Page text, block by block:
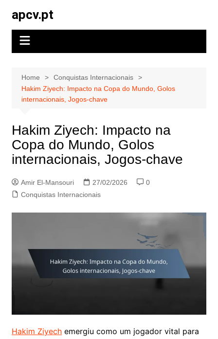
content
apcv.pt
Home
Conquistas Internacionais
Hakim Ziyech: Impacto na Copa do Mundo, Golos
internacionais, Jogos-chave
Hakim Ziyech: Impacto na
Copa do Mundo, Golos
internacionais, Jogos-chave
Amir El-Mansouri 27/02/2026
0
Conquistas Internacionais
Hakim Ziyechemergiu como um jogador vital para